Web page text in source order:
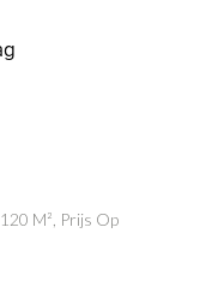
M², Prijs Op